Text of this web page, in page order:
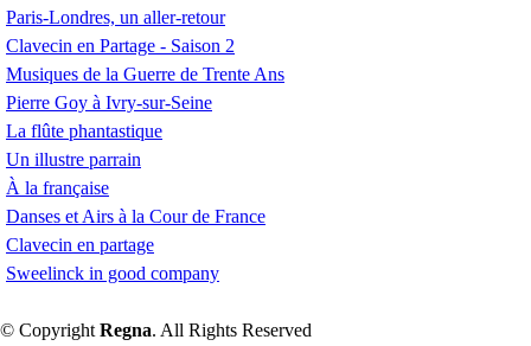
Paris-Londres, un aller-retour
Clavecin en Partage - Saison 2
Musiques de la Guerre de Trente Ans
Pierre Goy à Ivry-sur-Seine
La flûte phantastique
Un illustre parrain
À la française
Danses et Airs à la Cour de France
Clavecin en partage
Sweelinck in good company
© Copyright Regna. All Rights Reserved